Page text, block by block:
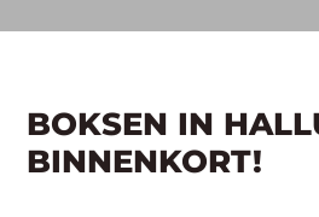
BOKSEN IN
BINNENKORT!